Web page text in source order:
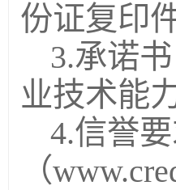
份证复印
3.承诺
业技术能
4.信誉
（